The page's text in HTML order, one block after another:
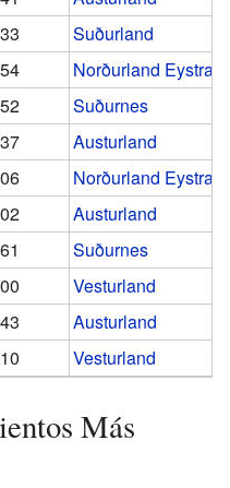
Suðurland
Norðurland Eystra
Suðurnes
Austurland
Norðurland Eystra
Austurland
Suðurnes
Vesturland
Austurland
Vesturland
Más